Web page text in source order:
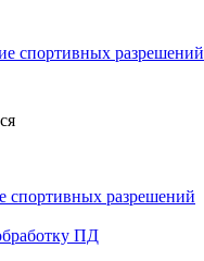
спортивных разрешений
спортивных разрешений
ПД